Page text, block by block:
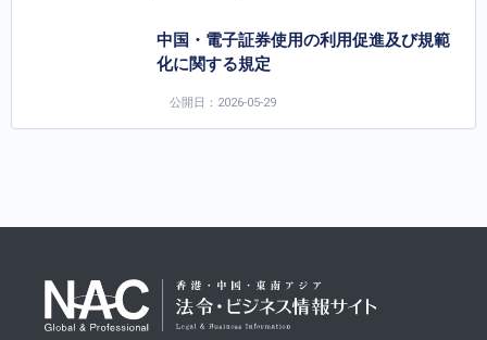
中国・電子証券使用の利用促進及び規範
化に関する規定
公開日：2026-05-29